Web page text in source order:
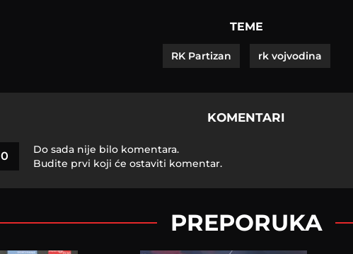
TEME
RK Partizan rk vojvodina
KOMENTARI
0
Do sada nije bilo komentara.
Budite prvi koji će ostaviti komentar.
PREPORUKA